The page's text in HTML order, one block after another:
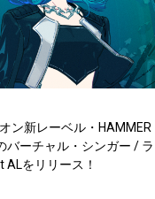
ン新レーベル・HAMMER
バーチャル・シンガー /
ALをリリース！